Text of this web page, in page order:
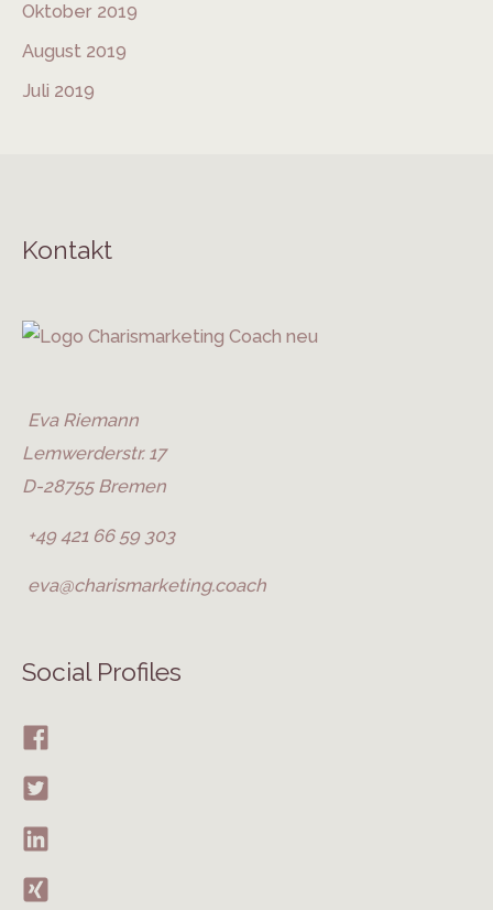
Oktober 2019
August 2019
Juli 2019
Kontakt
Eva Riemann
Lemwerderstr. 17
D-28755 Bremen
+49 421 66 59 303
eva@charismarketing.coach
Social Profiles